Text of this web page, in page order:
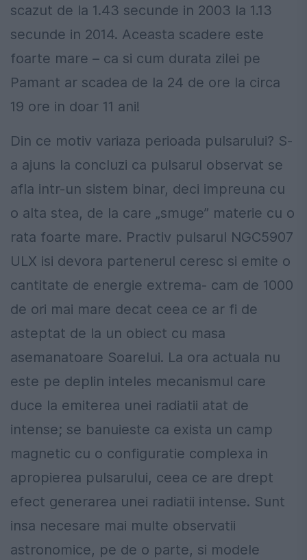
scazut de la 1.43 secunde in 2003 la 1.13
secunde in 2014. Aceasta scadere este
foarte mare – ca si cum durata zilei pe
Pamant ar scadea de la 24 de ore la circa
19 ore in doar 11 ani!
Din ce motiv variaza perioada pulsarului? S-
a ajuns la concluzi ca pulsarul observat se
afla intr-un sistem binar, deci impreuna cu
o alta stea, de la care „smuge” materie cu o
rata foarte mare. Practiv pulsarul NGC5907
ULX isi devora partenerul ceresc si emite o
cantitate de energie extrema- cam de 1000
de ori mai mare decat ceea ce ar fi de
asteptat de la un obiect cu masa
asemanatoare Soarelui. La ora actuala nu
este pe deplin inteles mecanismul care
duce la emiterea unei radiatii atat de
intense; se banuieste ca exista un camp
magnetic cu o configuratie complexa in
apropierea pulsarului, ceea ce are drept
efect generarea unei radiatii intense. Sunt
insa necesare mai multe observatii
astronomice, pe de o parte, si modele